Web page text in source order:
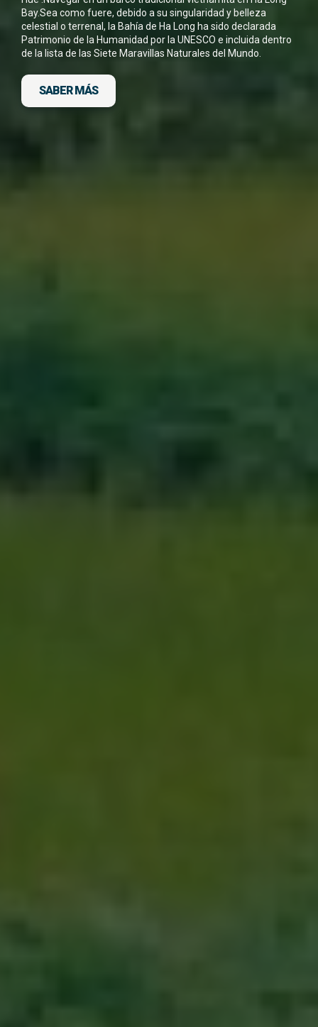
Bay.Sea como fuere, debido a su singularidad y belleza
celestial o terrenal, la Bahía de Ha Long ha sido declarada
Patrimonio de la Humanidad por la UNESCO e incluida dentro
de la lista de las Siete Maravillas Naturales del Mundo.
SABER MÁS
*